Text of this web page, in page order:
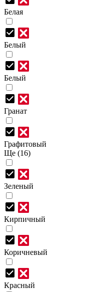
Белая
Белый
Белый
Гранат
Графитовый
Ще (16)
Зеленый
Кирпичный
Коричневый
Красный